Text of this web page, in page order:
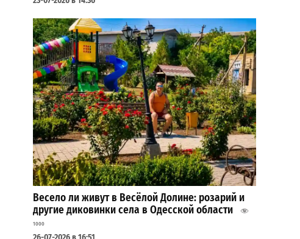
Весело ли живут в Весёлой Долине: розарий и
другие диковинки села в Одесской области
1000